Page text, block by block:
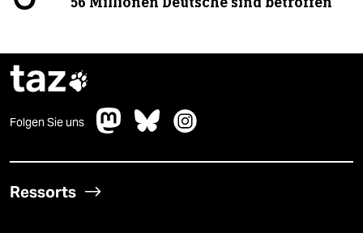
taz
Folgen Sie uns
Ressorts